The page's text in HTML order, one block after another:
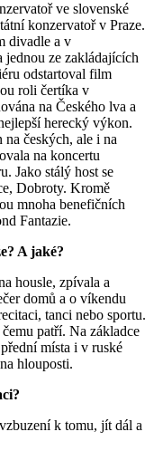
ve slovenské
konzervatoř v Praze.
divadle a v
jednou ze zakládajících
odstartoval film
roli čertíka v
na Českého lva a
herecký výkon.
na českých, ale i na
na koncertu
Jako stálý host se
Dobroty. Kromě
mnoha benefičních
Fantazie.
A jaké?
housle, zpívala a
domů a o víkendu
tanci nebo sportu.
patří. Na základce
místa i v ruské
hlouposti.
k tomu, jít dál a